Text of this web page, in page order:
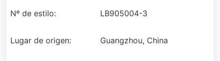
Nº de estilo: LB905004-3
Lugar de origen: Guangzhou, China